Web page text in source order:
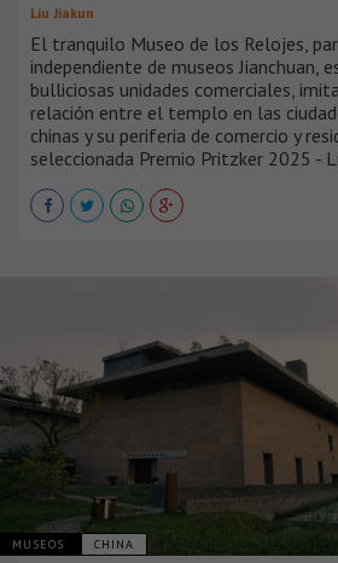
Liu Jiakun
El tranquilo Museo de los Relojes,
independiente de museos Jianchuan,
bulliciosas unidades comerciales,
relación entre el templo en las
chinas y su periferia de comercio y
seleccionada Premio Pritzker 2025 -
MUSEOS CHINA